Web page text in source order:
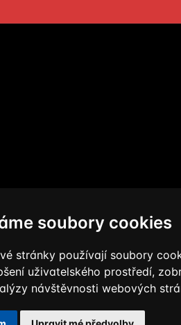
soubory cookies
stránky používají soubory
uživatelského prostředí,
návštěvnosti webových
AB ile bağlantısı yoktur.